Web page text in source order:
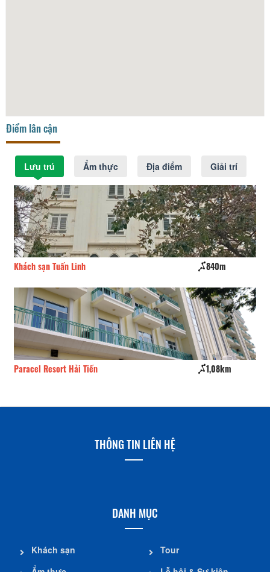
Điểm lân cận
Lưu trú Ẩm thực Địa điểm Giải trí
Khách sạn Tuấn Linh 840m
Paracel Resort Hải Tiến 1,08km
THÔNG TIN LIÊN HỆ
DANH MỤC
Khách sạn
Tour